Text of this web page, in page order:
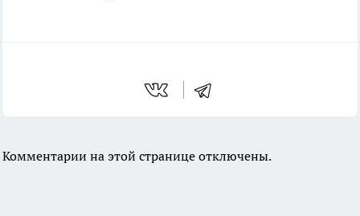
Комментарии на этой странице отключены.